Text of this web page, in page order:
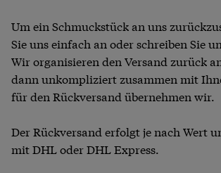
Um ein Schmuckstück an uns
Sie uns einfach an oder schreiben Sie
Wir organisieren den Versand zurück
dann unkompliziert zusammen mit
für den Rückversand übernehmen wir.
Der Rückversand erfolgt je nach Wert
mit DHL oder DHL Express.